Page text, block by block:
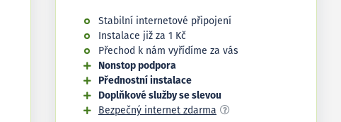
Stabilní internetové připojení
Instalace již za 1 Kč
Přechod k nám vyřídíme za vás
Nonstop podpora
Přednostní instalace
Doplňkové služby se slevou
Bezpečný internet zdarma